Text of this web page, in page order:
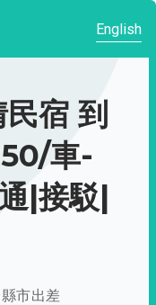
English
宿 到
車-
|接駁|
市出差